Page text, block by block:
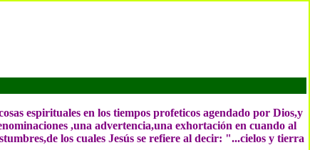
espirituales en los tiempos profeticos agendado por Dios,y
,una advertencia,una exhortación en cuando al
los cuales Jesús se refiere al decir: "...cielos y tierra